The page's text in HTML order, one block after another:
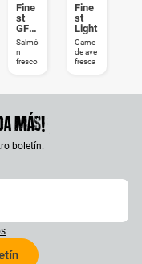
Fine
st
GF
Salm
on
Salmó
n
fresco
Fine
st
Light
Carne
de ave
fresca
más!
boletín.